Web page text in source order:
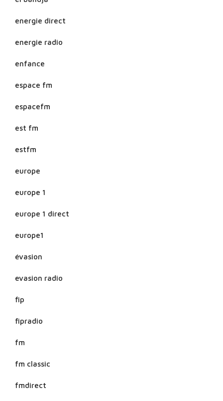
energie direct
energie radio
enfance
espace fm
espacefm
est fm
estfm
europe
europe 1
europe 1 direct
europe1
évasion
evasion radio
fip
fipradio
fm
fm classic
fmdirect